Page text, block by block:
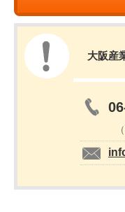
大阪産